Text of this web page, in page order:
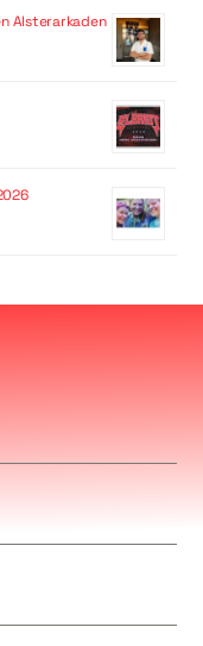
Alsterarkaden